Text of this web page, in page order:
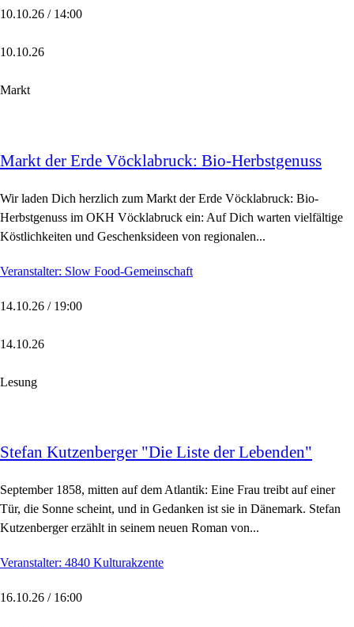
10.10.26 / 14:00
10.10.26
Markt
Markt der Erde Vöcklabruck: Bio-Herbstgenuss
Wir laden Dich herzlich zum Markt der Erde Vöcklabruck: Bio-
Herbstgenuss im OKH Vöcklabruck ein: Auf Dich warten vielfältige
Köstlichkeiten und Geschenksideen von regionalen...
Veranstalter: Slow Food-Gemeinschaft
14.10.26 / 19:00
14.10.26
Lesung
Stefan Kutzenberger "Die Liste der Lebenden"
September 1858, mitten auf dem Atlantik: Eine Frau treibt auf einer
Tür, die Sonne scheint, und in Gedanken ist sie in Dänemark. Stefan
Kutzenberger erzählt in seinem neuen Roman von...
Veranstalter: 4840 Kulturakzente
16.10.26 / 16:00